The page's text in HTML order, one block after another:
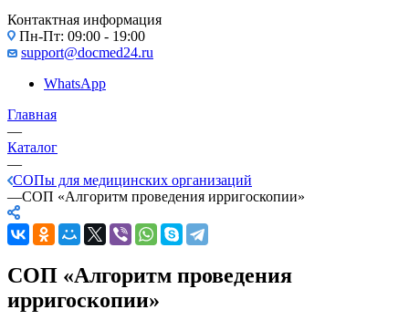
Контактная информация
Пн-Пт: 09:00 - 19:00
support@docmed24.ru
WhatsApp
Главная
—
Каталог
—
СОПы для медицинских организаций
—СОП «Алгоритм проведения ирригоскопии»
СОП «Алгоритм проведения
ирригоскопии»